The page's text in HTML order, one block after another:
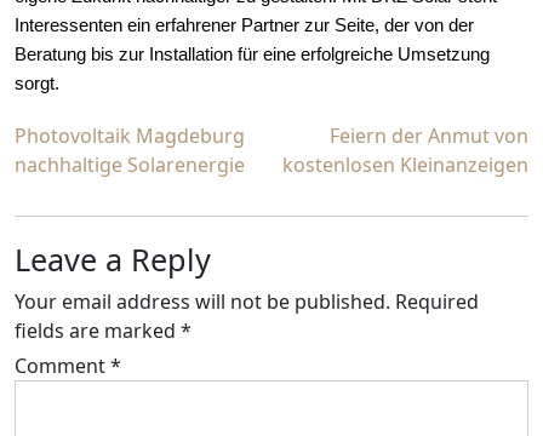
Interessenten ein erfahrener Partner zur Seite, der von der
Beratung bis zur Installation für eine erfolgreiche Umsetzung
sorgt.
Post
navigation
Photovoltaik Magdeburg
nachhaltige Solarenergie
Feiern der Anmut von
kostenlosen Kleinanzeigen
Leave a Reply
Your email address will not be published. Required
fields are marked *
Comment*